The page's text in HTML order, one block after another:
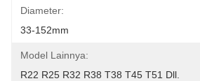
Diameter:
33-152mm
Model Lainnya:
R22 R25 R32 R38 T38 T45 T51 Dll.